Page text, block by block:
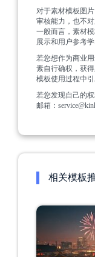
对于素材模板图
审核能力，也不对
一般而言，素材
展示和用户参考
若您想作为商业
素自行确权，获
模板使用过程中
若您发现自己的
邮箱：
相关模板